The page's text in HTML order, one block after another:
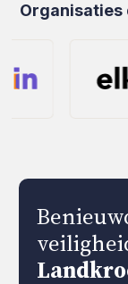
Organisaties